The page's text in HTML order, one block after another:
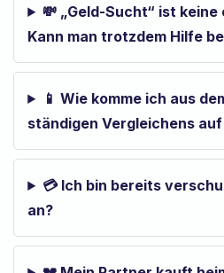
💸 „Geld-Sucht“ ist
Kann man trotzdem Hilfe
📱 Wie komme ich aus
ständigen Vergleichens
💳 Ich bin bereits
an?